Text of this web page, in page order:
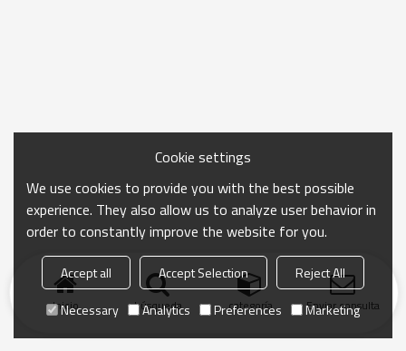
Inicio búsqueda categoría Enviar consulta
Cookie settings
We use cookies to provide you with the best possible
experience. They also allow us to analyze user behavior in
order to constantly improve the website for you.
Accept all Accept Selection
Reject All
Necessary
Analytics Preferences Marketing